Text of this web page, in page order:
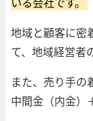
地域と顧客に密
て、地域経営者
また、売り手の
中間金（内金）